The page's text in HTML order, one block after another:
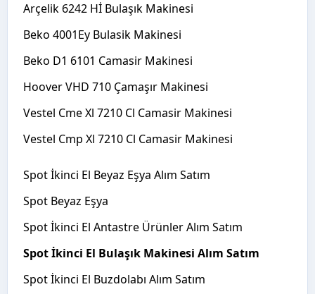
Arçelik 6242 Hİ Bulaşık Makinesi
Beko 4001Ey Bulasik Makinesi
Beko D1 6101 Camasir Makinesi
Hoover VHD 710 Çamaşır Makinesi
Vestel Cme Xl 7210 Cl Camasir Makinesi
Vestel Cmp Xl 7210 Cl Camasir Makinesi
Spot İkinci El Beyaz Eşya Alım Satım
Spot Beyaz Eşya
Spot İkinci El Antastre Ürünler Alım Satım
Spot İkinci El Bulaşık Makinesi Alım Satım
Spot İkinci El Buzdolabı Alım Satım